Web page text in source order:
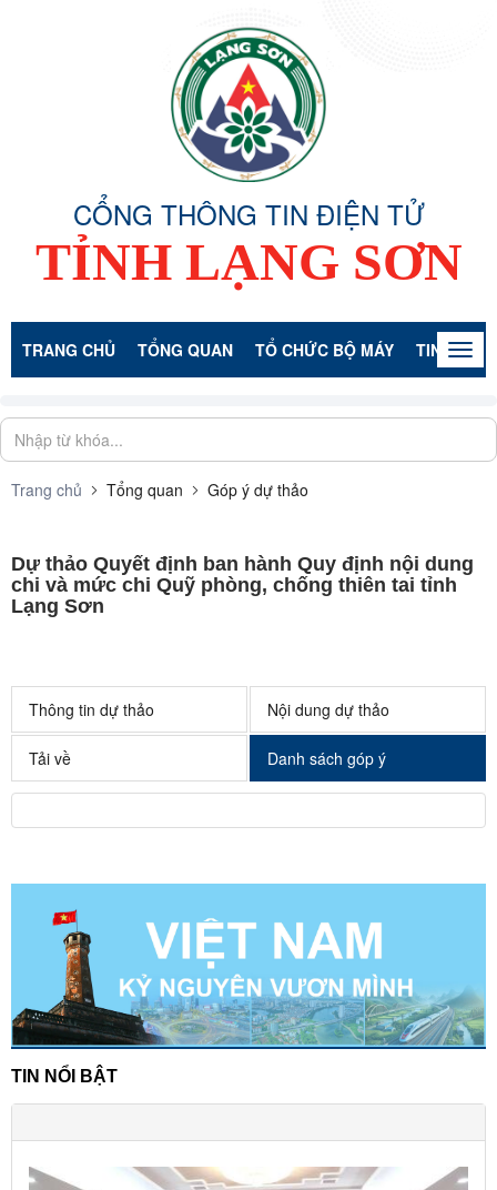
CỔNG THÔNG TIN ĐIỆN TỬ
TỈNH LẠNG SƠN
TRANG CHỦ TỔNG QUAN TỔ CHỨC BỘ MÁY TIN TỨC -
Trang chủ Tổng quan Góp ý dự thảo
Dự thảo Quyết định ban hành Quy định nội dung
chi và mức chi Quỹ phòng, chống thiên tai tỉnh
Lạng Sơn
Thông tin dự thảo Nội dung dự thảo
Tải về Danh sách góp ý
TIN NỔI BẬT